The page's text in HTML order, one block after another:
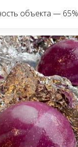
объекта — 65%